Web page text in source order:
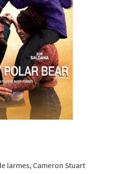
larmes, Cameron Stuart